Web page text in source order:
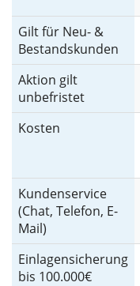
Gilt für Neu- &
Bestandskunden
Aktion gilt
unbefristet
Kosten
Kundenservice
(Chat, Telefon, E-
Mail)
Einlagensicherung
bis 100.000€